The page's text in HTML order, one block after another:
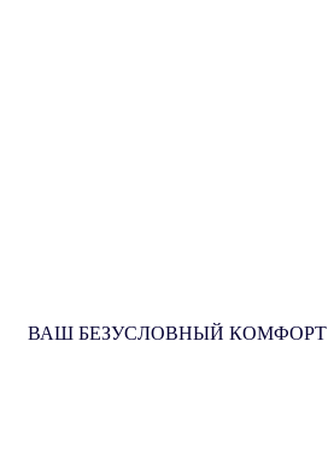
ВАШ БЕЗУСЛОВНЫЙ КОМФОРТ